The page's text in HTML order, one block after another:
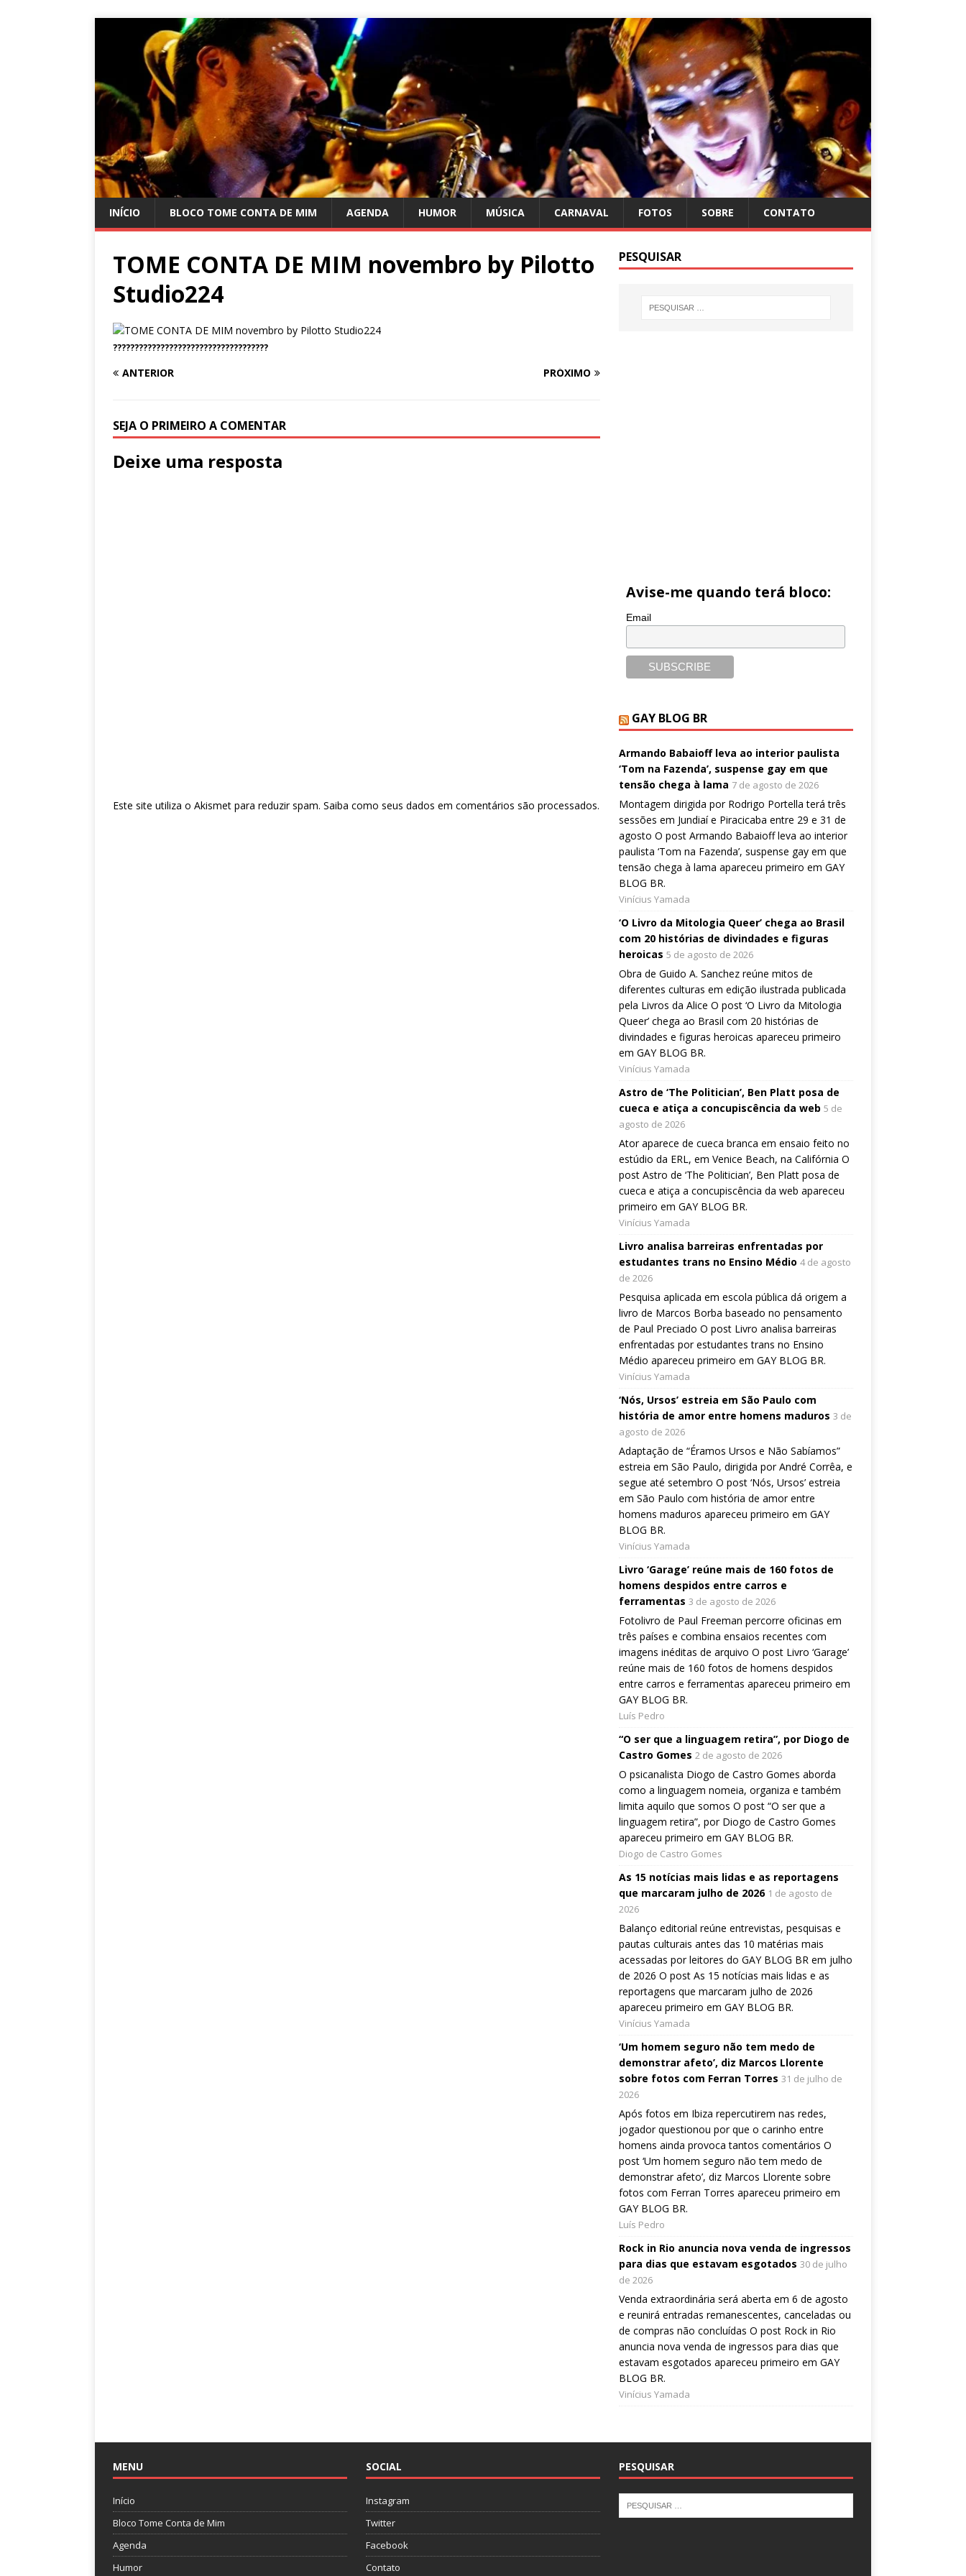
INÍCIO BLOCO TOME CONTA DE MIM AGENDA HUMOR MÚSICA CARNAVAL FOTOS SOBRE CONTATO
TOME CONTA DE MIM novembro by Pilotto
Studio224
????????????????????????????????????
ANTERIOR PRÓXIMO
SEJA O PRIMEIRO A COMENTAR
Deixe uma resposta
Este site utiliza o Akismet para reduzir spam. Saiba como seus dados em comentários são processados.
PESQUISAR
Avise-me quando terá bloco:
Email
GAY BLOG BR
Armando Babaioff leva ao interior paulista
‘Tom na Fazenda’, suspense gay em que
tensão chega à lama 7 de agosto de 2026
Montagem dirigida por Rodrigo Portella terá três
sessões em Jundiaí e Piracicaba entre 29 e 31 de
agosto O post Armando Babaioff leva ao interior
paulista ‘Tom na Fazenda’, suspense gay em que
tensão chega à lama apareceu primeiro em GAY
BLOG BR.
Vinícius Yamada
‘O Livro da Mitologia Queer’ chega ao Brasil
com 20 histórias de divindades e figuras
heroicas 5 de agosto de 2026
Obra de Guido A. Sanchez reúne mitos de
diferentes culturas em edição ilustrada publicada
pela Livros da Alice O post ‘O Livro da Mitologia
Queer’ chega ao Brasil com 20 histórias de
divindades e figuras heroicas apareceu primeiro
em GAY BLOG BR.
Vinícius Yamada
Astro de ‘The Politician’, Ben Platt posa de
cueca e atiça a concupiscência da web 5 de
agosto de 2026
Ator aparece de cueca branca em ensaio feito no
estúdio da ERL, em Venice Beach, na Califórnia O
post Astro de ‘The Politician’, Ben Platt posa de
cueca e atiça a concupiscência da web apareceu
primeiro em GAY BLOG BR.
Vinícius Yamada
Livro analisa barreiras enfrentadas por
estudantes trans no Ensino Médio 4 de agosto
de 2026
Pesquisa aplicada em escola pública dá origem a
livro de Marcos Borba baseado no pensamento
de Paul Preciado O post Livro analisa barreiras
enfrentadas por estudantes trans no Ensino
Médio apareceu primeiro em GAY BLOG BR.
Vinícius Yamada
‘Nós, Ursos’ estreia em São Paulo com
história de amor entre homens maduros 3 de
agosto de 2026
Adaptação de “Éramos Ursos e Não Sabíamos”
estreia em São Paulo, dirigida por André Corrêa, e
segue até setembro O post ‘Nós, Ursos’ estreia
em São Paulo com história de amor entre
homens maduros apareceu primeiro em GAY
BLOG BR.
Vinícius Yamada
Livro ‘Garage’ reúne mais de 160 fotos de
homens despidos entre carros e
ferramentas 3 de agosto de 2026
Fotolivro de Paul Freeman percorre oficinas em
três países e combina ensaios recentes com
imagens inéditas de arquivo O post Livro ‘Garage’
reúne mais de 160 fotos de homens despidos
entre carros e ferramentas apareceu primeiro em
GAY BLOG BR.
Luís Pedro
“O ser que a linguagem retira”, por Diogo de
Castro Gomes 2 de agosto de 2026
O psicanalista Diogo de Castro Gomes aborda
como a linguagem nomeia, organiza e também
limita aquilo que somos O post “O ser que a
linguagem retira”, por Diogo de Castro Gomes
apareceu primeiro em GAY BLOG BR.
Diogo de Castro Gomes
As 15 notícias mais lidas e as reportagens
que marcaram julho de 2026 1 de agosto de
2026
Balanço editorial reúne entrevistas, pesquisas e
pautas culturais antes das 10 matérias mais
acessadas por leitores do GAY BLOG BR em julho
de 2026 O post As 15 notícias mais lidas e as
reportagens que marcaram julho de 2026
apareceu primeiro em GAY BLOG BR.
Vinícius Yamada
‘Um homem seguro não tem medo de
demonstrar afeto’, diz Marcos Llorente
sobre fotos com Ferran Torres 31 de julho de
2026
Após fotos em Ibiza repercutirem nas redes,
jogador questionou por que o carinho entre
homens ainda provoca tantos comentários O
post ‘Um homem seguro não tem medo de
demonstrar afeto’, diz Marcos Llorente sobre
fotos com Ferran Torres apareceu primeiro em
GAY BLOG BR.
Luís Pedro
Rock in Rio anuncia nova venda de ingressos
para dias que estavam esgotados 30 de julho
de 2026
Venda extraordinária será aberta em 6 de agosto
e reunirá entradas remanescentes, canceladas ou
de compras não concluídas O post Rock in Rio
anuncia nova venda de ingressos para dias que
estavam esgotados apareceu primeiro em GAY
BLOG BR.
Vinícius Yamada
MENU
Início
Bloco Tome Conta de Mim
Agenda
Humor
SOCIAL
Instagram
Twitter
Facebook
Contato
PESQUISAR